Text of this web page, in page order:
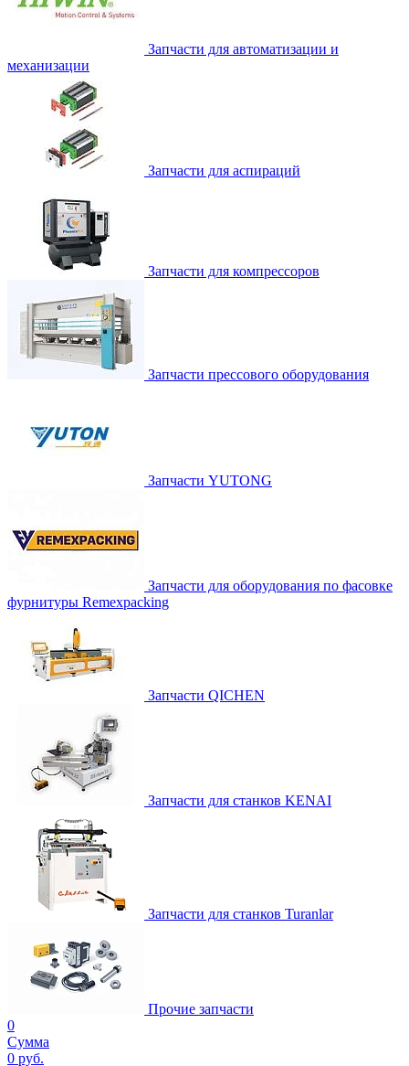
Запчасти для автоматизации и
механизации
Запчасти для аспираций
Запчасти для компрессоров
Запчасти прессового оборудования
Запчасти YUTONG
Запчасти для оборудования по фасовке
фурнитуры Remexpacking
Запчасти QICHEN
Запчасти для станков KENAI
Запчасти для станков Turanlar
Прочие запчасти
0
Сумма
0 руб.